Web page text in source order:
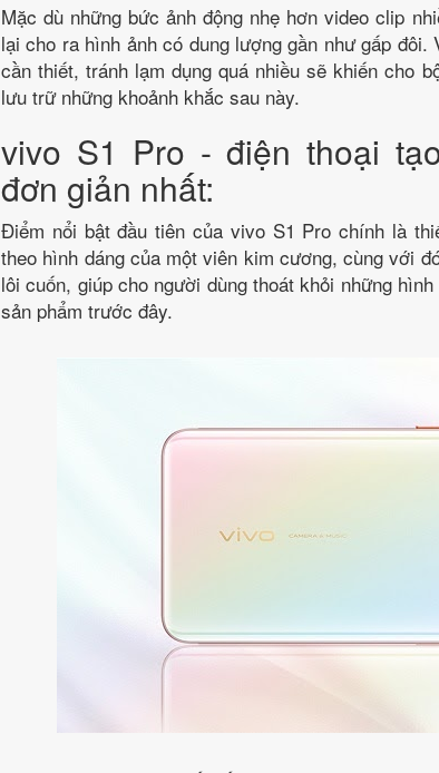
Mặc dù những bức ảnh động nhẹ hơn video clip
lại cho ra hình ảnh có dung lượng gần như gấp
cần thiết, tránh lạm dụng quá nhiều sẽ khiến cho
lưu trữ những khoảnh khắc sau này.
vivo S1 Pro - điện thoại
đơn giản nhất:
Điểm nổi bật đầu tiên của vivo S1 Pro chính là
theo hình dáng của một viên kim cương, cùng với
lôi cuốn, giúp cho người dùng thoát khỏi những
sản phẩm trước đây.